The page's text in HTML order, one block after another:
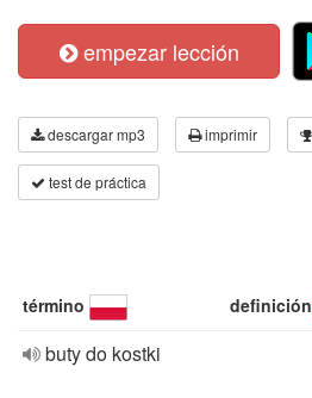
empezar lección
descargar mp3 imprimir
test de práctica
término definición
buty do kostki